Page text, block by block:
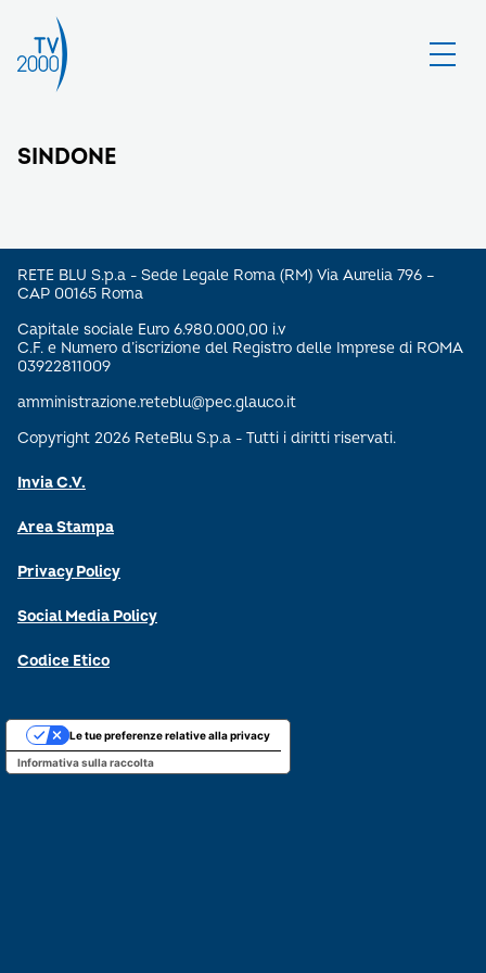
SINDONE
RETE BLU S.p.a - Sede Legale Roma (RM) Via Aurelia 796 –
CAP 00165 Roma
Capitale sociale Euro 6.980.000,00 i.v
C.F. e Numero d’iscrizione del Registro delle Imprese di ROMA
03922811009
amministrazione.reteblu@pec.glauco.it
Copyright 2026 ReteBlu S.p.a - Tutti i diritti riservati.
Invia C.V.
Area Stampa
Privacy Policy
Social Media Policy
Codice Etico
Informativa sulla raccolta
Le tue preferenze relative alla privacy